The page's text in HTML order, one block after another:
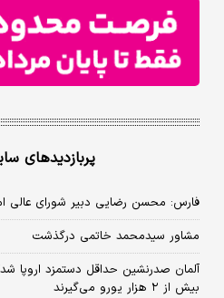
پربازدیدهای
فارس: محسن رضایی دبیر شورای عالی
مشاور سیدمحمد خاتمی درگذشت
آلمان صدرنشین حداقل دستمزد اروپا
بیش از ۲ هزار یورو می‌گیرند